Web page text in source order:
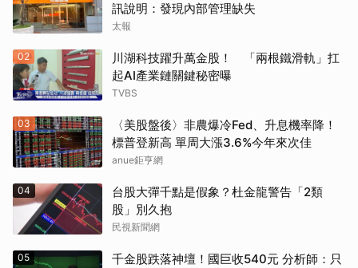
訊說明：發現內部管理缺失
太報
02
川湖科技躍升萬金股！ 「兩根鐵滑軌」扛
起AI產業鏈關鍵秘密曝
TVBS
03
〈美股盤後〉非農爆冷Fed、升息機率降！
標普登新高 單周大漲3.6%今年來次佳
anue鉅亨網
04
台股大彈千點是假象？杜金龍警告「2類
股」別久抱
民視新聞網
05
千金股跌落神壇！國巨收540元 分析師：只